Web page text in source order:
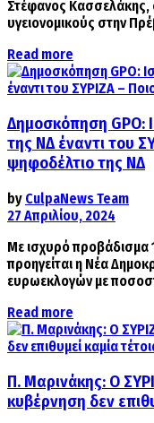
Στέφανος Κασσελάκης,
υγειονομικούς στην
Read more
Δημοσκόπηση GPO:
της ΝΔ έναντι του
ψηφοδέλτιο της ΝΔ
by CulpaNews Team
27 Απριλίου, 2024
Με ισχυρό προβάδισμα
προηγείται η Νέα
ευρωεκλογών με
Read more
Π. Μαρινάκης: Ο
κυβέρνηση δεν